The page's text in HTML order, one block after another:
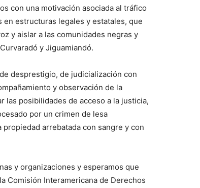
con una motivación asociada al tráfico
estructuras legales y estatales, que
y aislar a las comunidades negras y
y Jiguamiandó.
desprestigio, de judicialización con
y observación de la
las posibilidades de acceso a la justicia,
por un crimen de lesa
arrebatada con sangre y con
y organizaciones y esperamos que
Comisión Interamericana de Derechos